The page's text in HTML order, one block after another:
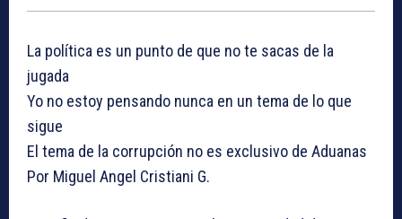
La política es un punto de que no te sacas de la
jugada
Yo no estoy pensando nunca en un tema de lo que
sigue
El tema de la corrupción no es exclusivo de Aduanas
Por Miguel Angel Cristiani G.